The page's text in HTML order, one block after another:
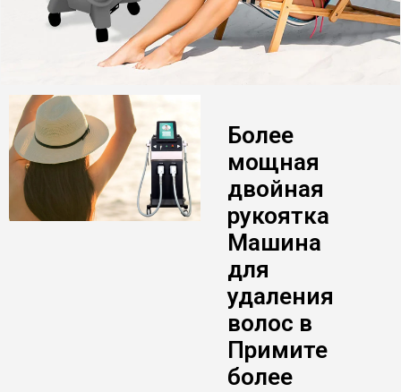
Более
мощная
двойная
рукоятка
Машина
для
удаления
волос в
Примите
более